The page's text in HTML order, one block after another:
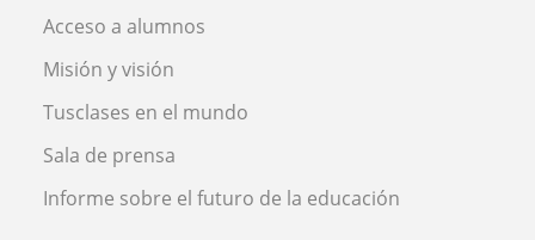
Acceso a alumnos
Misión y visión
Tusclases en el mundo
Sala de prensa
Informe sobre el futuro de la educación